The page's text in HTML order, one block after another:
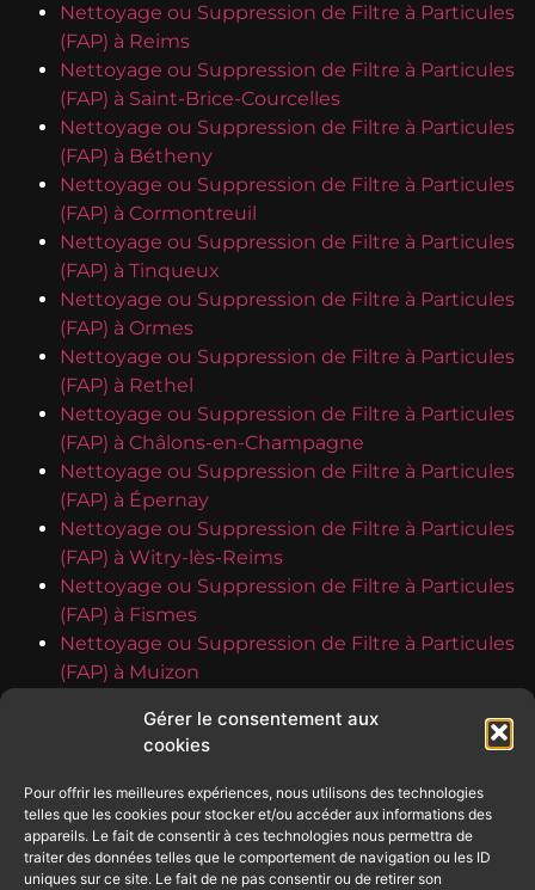
Gérer le consentement aux
cookies
Pour offrir les meilleures expériences, nous utilisons des technologies
telles que les cookies pour stocker et/ou accéder aux informations des
appareils. Le fait de consentir à ces technologies nous permettra de
traiter des données telles que le comportement de navigation ou les ID
uniques sur ce site. Le fait de ne pas consentir ou de retirer son
Nettoyage ou Suppression de Filtre à Particules
(FAP) à Reims
Nettoyage ou Suppression de Filtre à Particules
(FAP) à Saint-Brice-Courcelles
Nettoyage ou Suppression de Filtre à Particules
(FAP) à Bétheny
Nettoyage ou Suppression de Filtre à Particules
(FAP) à Cormontreuil
Nettoyage ou Suppression de Filtre à Particules
(FAP) à Tinqueux
Nettoyage ou Suppression de Filtre à Particules
(FAP) à Ormes
Nettoyage ou Suppression de Filtre à Particules
(FAP) à Rethel
Nettoyage ou Suppression de Filtre à Particules
(FAP) à Châlons-en-Champagne
Nettoyage ou Suppression de Filtre à Particules
(FAP) à Épernay
Nettoyage ou Suppression de Filtre à Particules
(FAP) à Witry-lès-Reims
Nettoyage ou Suppression de Filtre à Particules
(FAP) à Fismes
Nettoyage ou Suppression de Filtre à Particules
(FAP) à Muizon
(FAP) à Vouziers
Nettoyage ou Suppression de Filtre à Particules
(FAP) à Dormans
Nettoyage ou Suppression de Filtre à Particules
(FAP) à Bezannes
Nettoyage ou Suppression de Filtre à Particules